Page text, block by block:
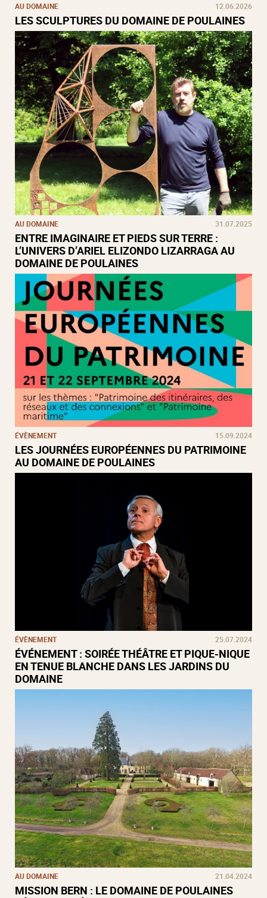
AU DOMAINE 12.06.2026
LES SCULPTURES DU DOMAINE DE POULAINES
AU DOMAINE 31.07.2025
ENTRE IMAGINAIRE ET PIEDS SUR TERRE :
L’UNIVERS D’ARIEL ELIZONDO LIZARRAGA AU
DOMAINE DE POULAINES
ÉVÈNEMENT 15.09.2024
LES JOURNÉES EUROPÉENNES DU PATRIMOINE
AU DOMAINE DE POULAINES
ÉVÈNEMENT 25.07.2024
ÉVÉNEMENT : SOIRÉE THÉÂTRE ET PIQUE-NIQUE
EN TENUE BLANCHE DANS LES JARDINS DU
DOMAINE
AU DOMAINE 21.04.2024
MISSION BERN : LE DOMAINE DE POULAINES